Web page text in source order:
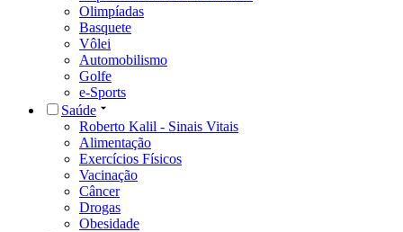
Olimpíadas
Basquete
Vôlei
Automobilismo
Golfe
e-Sports
Saúde
Roberto Kalil - Sinais Vitais
Alimentação
Exercícios Físicos
Vacinação
Câncer
Drogas
Obesidade